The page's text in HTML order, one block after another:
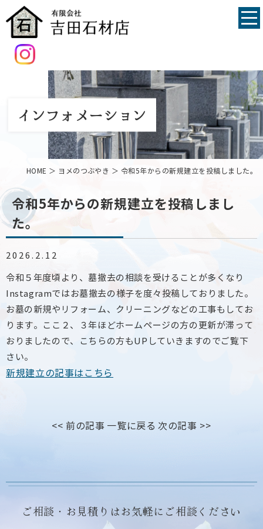
インフォメーション
HOME ＞ ヨメのつぶやき ＞ 令和5年からの新規建立を投稿しました。
令和5年からの新規建立を投稿しまし
た。
2026.2.12
令和５年度頃より、墓撤去の相談を受けることが多くなり
Instagramではお墓撤去の様子を度々投稿しておりました。
お墓の新規やリフォーム、クリーニングなどの工事もしてお
ります。ここ２、３年ほどホームページの方の更新が滞って
おりましたので、こちらの方もUPしていきますのでご覧下
さい。
新規建立の記事はこちら
<< 前の記事 一覧に戻る 次の記事 >>
ご相談・お見積りはお気軽にご相談ください